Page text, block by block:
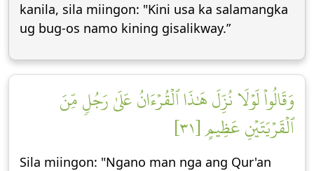
kanila, sila miingon: "Kini usa ka salamangka
ug bug-os namo kining gisalikway.”
وَقَالُواْ لَوۡلَا نُزِّلَ هَٰذَا ٱلۡقُرۡءَانُ عَلَىٰ رَجُلٖ مِّنَ
ٱلۡقَرۡيَتَيۡنِ عَظِيمٍ [٣١]
Sila miingon: "Ngano man nga ang Qur'an